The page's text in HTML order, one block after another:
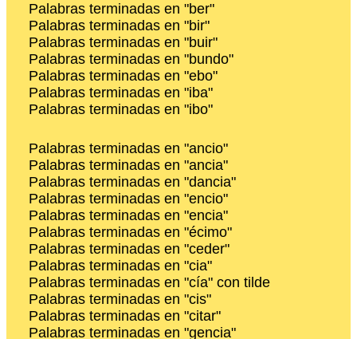
Palabras terminadas en "ber"
Palabras terminadas en "bir"
Palabras terminadas en "buir"
Palabras terminadas en "bundo"
Palabras terminadas en "ebo"
Palabras terminadas en "iba"
Palabras terminadas en "ibo"
Palabras terminadas en "ancio"
Palabras terminadas en "ancia"
Palabras terminadas en "dancia"
Palabras terminadas en "encio"
Palabras terminadas en "encia"
Palabras terminadas en "écimo"
Palabras terminadas en "ceder"
Palabras terminadas en "cia"
Palabras terminadas en "cía" con tilde
Palabras terminadas en "cis"
Palabras terminadas en "citar"
Palabras terminadas en "gencia"